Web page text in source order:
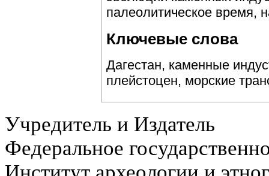
палеолитическое время,
Ключевые слова
Дагестан, каменные
плейстоцен, морские
Учредитель и Издатель
Федеральное